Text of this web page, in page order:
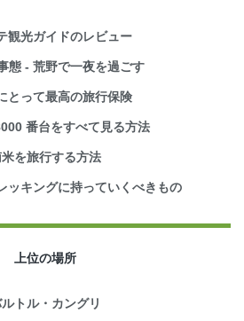
観光ガイドのレビュー
態 - 荒野で一夜を過ごす
とって最高の旅行保険
番台をすべて見る方法
を旅行する方法
ッキングに持っていくべきもの
上位の場所
トル・カングリ